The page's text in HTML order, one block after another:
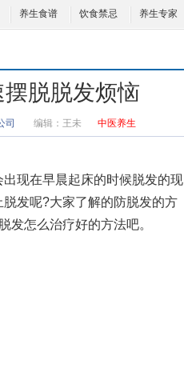
养生食谱 饮食禁忌 养生专家
脱脱发烦恼
司 编辑： 王未 中医养生
现在早晨起床的时候脱发的现
脱发呢?大家了解的防脱发的方
发怎么治疗好的方法吧。